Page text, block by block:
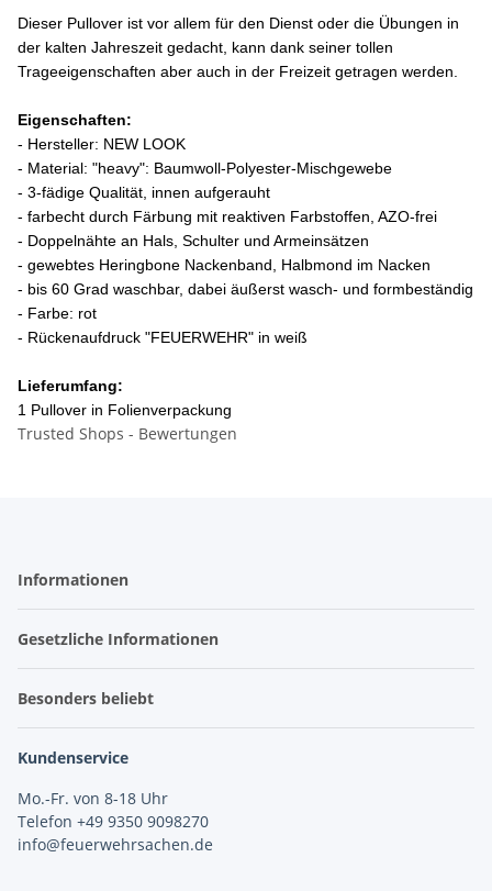
Dieser Pullover ist vor allem für den Dienst oder die Übungen in
der kalten Jahreszeit gedacht, kann dank seiner tollen
Trageeigenschaften aber auch in der Freizeit getragen werden.
Eigenschaften:
- Hersteller: NEW LOOK
- Material: "heavy": Baumwoll-Polyester-Mischgewebe
- 3-fädige Qualität, innen aufgerauht
- farbecht durch Färbung mit reaktiven Farbstoffen, AZO-frei
- Doppelnähte an Hals, Schulter und Armeinsätzen
- gewebtes Heringbone Nackenband, Halbmond im Nacken
- bis 60 Grad waschbar, dabei äußerst wasch- und formbeständig
- Farbe: rot
- Rückenaufdruck "FEUERWEHR" in weiß
Lieferumfang:
1 Pullover in Folienverpackung
Trusted Shops - Bewertungen
Informationen
Gesetzliche Informationen
Besonders beliebt
Kundenservice
Mo.-Fr. von 8-18 Uhr
Telefon +49 9350 9098270
info@feuerwehrsachen.de